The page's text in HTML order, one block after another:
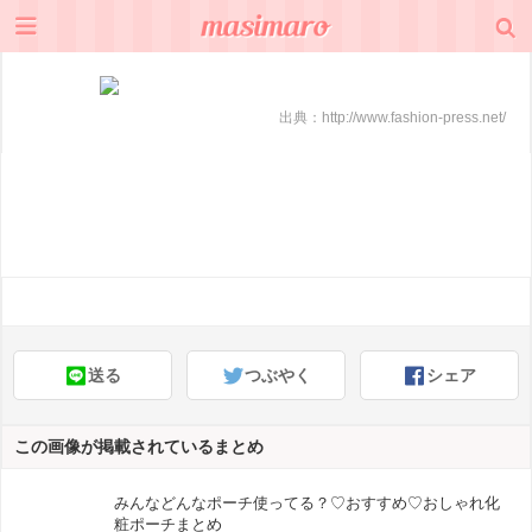
出典： http://www.fashion-press.net/
送る つぶやく シェア
この画像が掲載されているまとめ
みんなどんなポーチ使ってる？♡おすすめ♡おしゃれ化
粧ポーチまとめ